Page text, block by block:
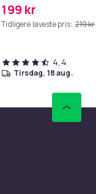
199 kr
Tidligere laveste pris: 219 kr
4,4
tirsdag, 18 aug.